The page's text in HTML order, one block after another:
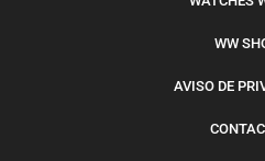
WW
AVISO DE